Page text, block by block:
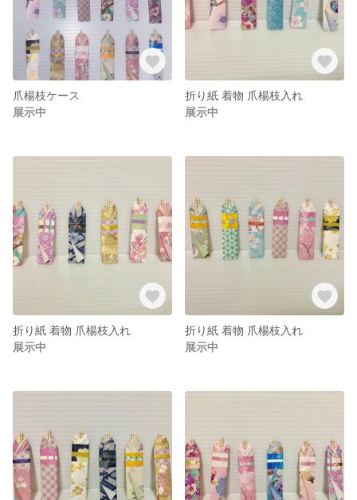
爪楊枝ケース
展示中
折り紙 着物 爪楊枝入れ
展示中
折り紙 着物 爪楊枝入れ
展示中
折り紙 着物 爪楊枝入れ
展示中